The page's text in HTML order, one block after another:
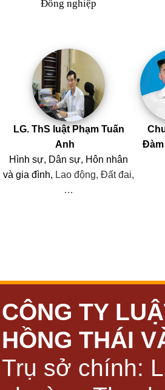
Đồng nghiệp
LG. ThS luật Phạm Tuấn
Anh
Hình sự, Dân sự, Hôn nhân
và gia đình, Lao động, Đất đai,
…
Đàm
CÔNG TY
HỒNG THÁI
Trụ sở chính: